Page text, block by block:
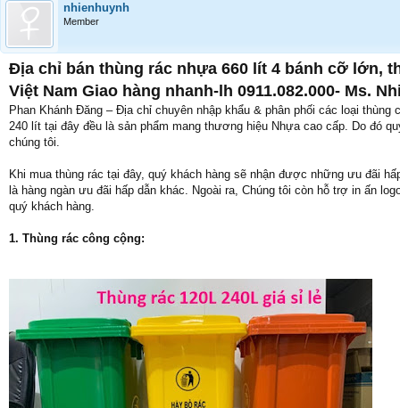
nhienhuynh
Member
Địa chỉ bán thùng rác nhựa 660 lít 4 bánh cỡ lớn,
Việt Nam Giao hàng nhanh-lh 0911.082.000- Ms.
Phan Khánh Đăng – Địa chỉ chuyên nhập khẩu & phân phối các loại
240 lít tại đây đều là sản phẩm mang thương hiệu Nhựa cao cấp. Do đó
chúng tôi.
Khi mua thùng rác tại đây, quý khách hàng sẽ nhận được những ưu đãi
là hàng ngàn ưu đãi hấp dẫn khác. Ngoài ra, Chúng tôi còn hỗ trợ in ấn
quý khách hàng.
1. Thùng rác công cộng: